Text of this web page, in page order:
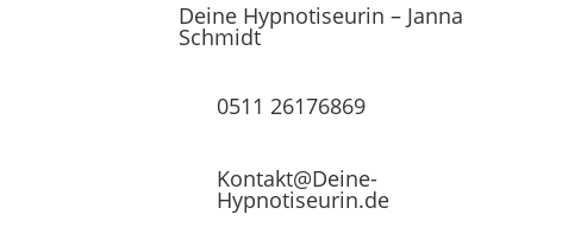
Deine Hypnotiseurin – Janna
Schmidt
0511 26176869
Kontakt@Deine-
Hypnotiseurin.de